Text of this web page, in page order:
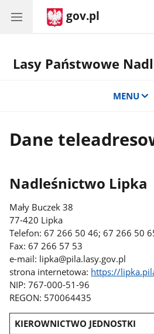
gov.pl
Lasy Państwowe
MENU
Dane
Nadleśnictwo Lipka
Mały Buczek 38
77-420 Lipka
Telefon: 67 266 50 46; 67 266 50
Fax: 67 266 57 53
e-mail: lipka@pila.lasy.gov.pl
strona internetowa: https://
NIP: 767-000-51-96
REGON: 570064435
KIEROWNICTWO JEDNOSTKI